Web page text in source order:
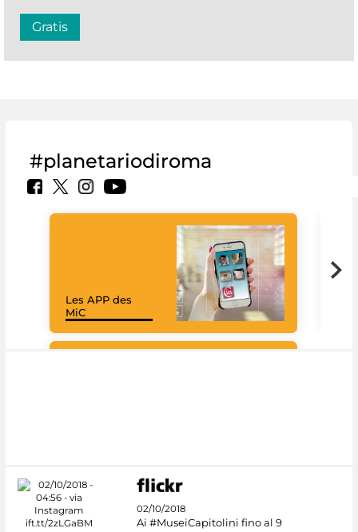
Gratis
#planetariodiroma
Les APP des
MiC
02/10/2018
Ai #MuseiCapitolini fino al 9